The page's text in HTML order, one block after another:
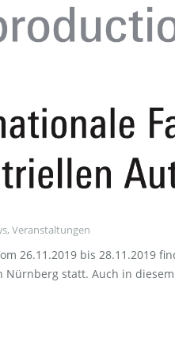
, Veranstaltungen
26.11.2019 bis 28.11.2019
Nürnberg statt. Auch in